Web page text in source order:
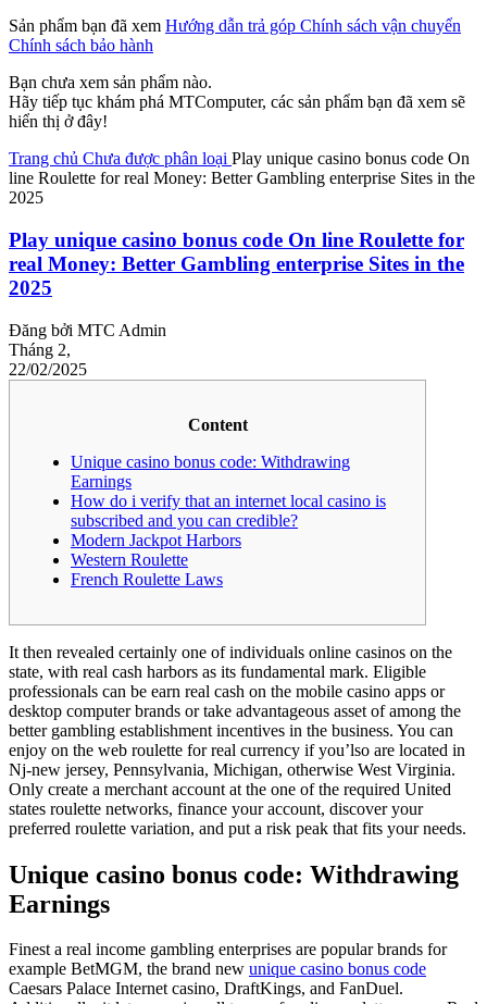
Sản phẩm bạn đã xem Hướng dẫn trả góp Chính sách vận chuyển
Chính sách bảo hành
Bạn chưa xem sản phẩm nào.
Hãy tiếp tục khám phá MTComputer, các sản phẩm bạn đã xem sẽ
hiển thị ở đây!
Trang chủ Chưa được phân loại Play unique casino bonus code On
line Roulette for real Money: Better Gambling enterprise Sites in the
2025
Play unique casino bonus code On line Roulette for
real Money: Better Gambling enterprise Sites in the
2025
Đăng bởi MTC Admin
Tháng 2,
22/02/2025
Content
Unique casino bonus code: Withdrawing
Earnings
How do i verify that an internet local casino is
subscribed and you can credible?
Modern Jackpot Harbors
Western Roulette
French Roulette Laws
It then revealed certainly one of individuals online casinos on the
state, with real cash harbors as its fundamental mark. Eligible
professionals can be earn real cash on the mobile casino apps or
desktop computer brands or take advantageous asset of among the
better gambling establishment incentives in the business. You can
enjoy on the web roulette for real currency if you’lso are located in
Nj-new jersey, Pennsylvania, Michigan, otherwise West Virginia.
Only create a merchant account at the one of the required United
states roulette networks, finance your account, discover your
preferred roulette variation, and put a risk peak that fits your needs.
Unique casino bonus code: Withdrawing
Earnings
Finest a real income gambling enterprises are popular brands for
example BetMGM, the brand new unique casino bonus code
Caesars Palace Internet casino, DraftKings, and FanDuel.